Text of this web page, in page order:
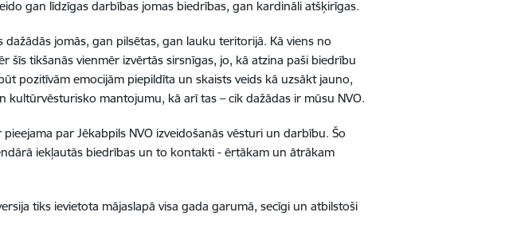
gan līdzīgas darbības jomas biedrības, gan kardināli atšķirīgas.
jomās, gan pilsētas, gan lauku teritorijā. Kā viens no
tikšanās vienmēr izvērtās sirsnīgas, jo, kā atzina paši biedrību
pozitīvām emocijām piepildīta un skaists veids kā uzsākt jauno,
mantojumu, kā arī tas – cik dažādas ir mūsu NVO.
par Jēkabpils NVO izveidošanās vēsturi un darbību. Šo
iekļautās biedrības un to kontakti - ērtākam un ātrākam
tiks ievietota mājaslapā visa gada garumā, secīgi un atbilstoši